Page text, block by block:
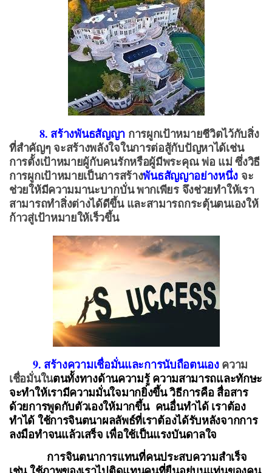
8. สร้างพันธสัญญา การผูกเป้าหมายชีวิตไว้กับสิ่ง
ที่สำคัญๆ จะสร้างพลังใจในการต่อสู้กับปัญหาได้เช่น
การตั้งเป้าหมายผู้กับคนรักหรือผู้มีพระคุณ พ่อ แม่ ซึ่งวิธี
การผูกเป้าหมายเป็นการสร้างพันธสัญญาอย่างหนึ่งจะ
ช่วยให้มีความมานะบากบั่น พากเพียร จึงช่วยทำให้เรา
สามารถทำสิ่งต่างได้ดีขึ้น และสามารถกระตุ้นตนเองให้
ก้าวสู่เป้าหมายให้เร็วขึ้น
9. สร้างความเชื่อมั่นและการนับถือตนเองความ
เชื่อมั่นในตนทั้งทางด้านความรู้ ความสามารถและทักษะ
จะทำให้เรามีความมั่นใจมากยิ่งขึ้น วิธีการคือ สื่อสาร
ด้วยการพูดกับตัวเองให้มากขึ้น คนอื่นทำได้ เราต้อง
ทำได้ ใช้การจินตนาผลลัพธ์ที่เราต้องได้รับหลังจากการ
ลงมือทำจนแล้วเสร็จ เพื่อใช้เป็นแรงบันดาลใจ
การจินตนาการแทนที่คนประสบความสำเร็จ